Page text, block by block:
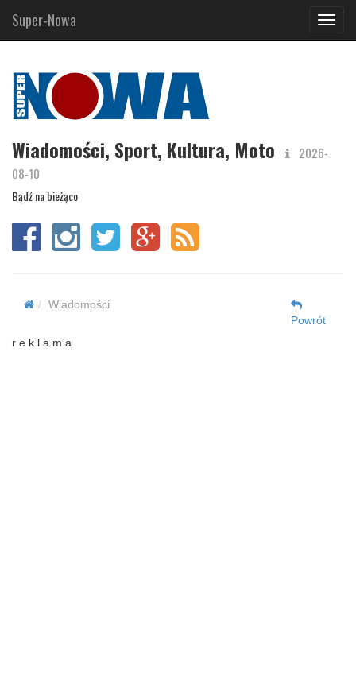
Super-Nowa
Wiadomości, Sport, Kultura, Moto
2026-
08-10
Bądź na bieżąco
Wiadomości
Powrót
r e k l a m a